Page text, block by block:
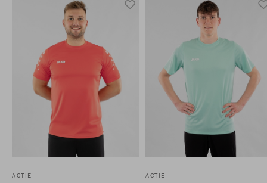
ACTIE ACTIE